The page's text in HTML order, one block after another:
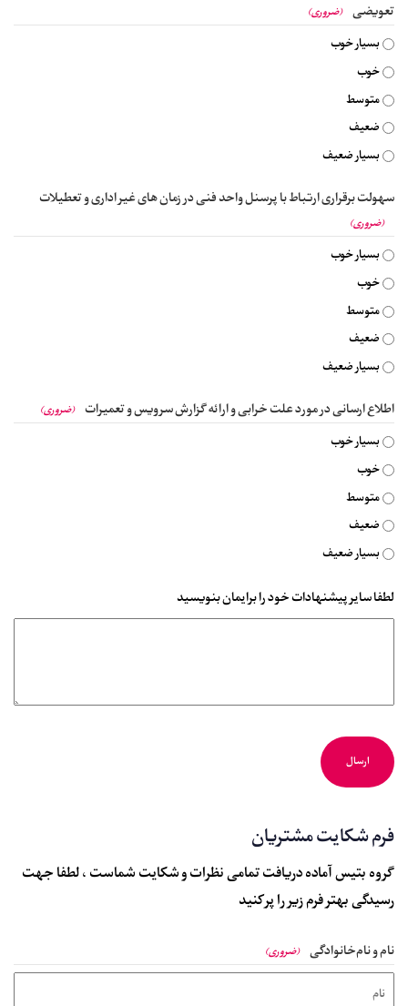
تعویضی (ضروری)
بسیار خوب
خوب
متوسط
ضعیف
بسیار ضعیف
سهولت برقراری ارتباط با پرسنل واحد فنی در زمان های غیر اداری و تعطیلات
(ضروری)
بسیار خوب
خوب
متوسط
ضعیف
بسیار ضعیف
اطلاع ارسانی در مورد علت خرابی و ارائه گزارش سرویس و تعمیرات (ضروری)
بسیار خوب
خوب
متوسط
ضعیف
بسیار ضعیف
لطفا سایر پیشنهادات خود را برایمان بنویسید
فرم شکایت مشتریان
گروه بتیس آماده دریافت تمامی نظرات و شکایت شماست ، لطفا جهت
رسیدگی بهتر فرم زیر را پر کنید
نام و نام‌خانوادگی (ضروری)